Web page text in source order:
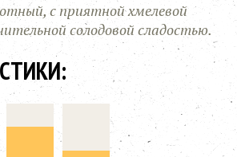
с приятной хмелевой
солодовой сладостью.